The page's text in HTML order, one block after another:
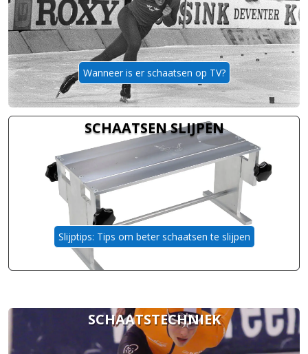
Wanneer is er schaatsen op TV?
SCHAATSEN SLIJPEN
Slijptips: Tips om beter schaatsen te slijpen
SCHAATSTECHNIEK